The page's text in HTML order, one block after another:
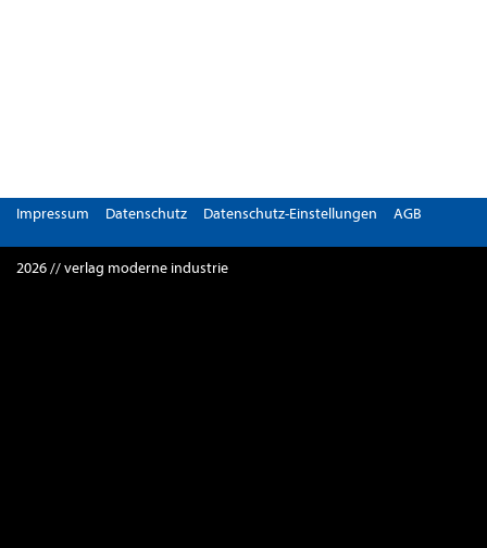
Impressum Datenschutz Datenschutz-Einstellungen AGB
2026 // verlag moderne industrie